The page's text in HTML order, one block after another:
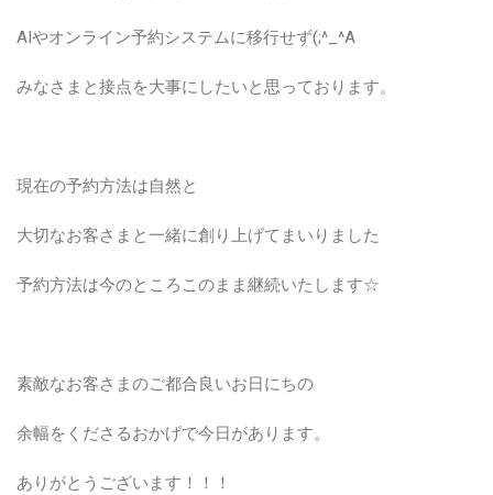
AIやオンライン予約システムに移行せず(;^_^A
みなさまと接点を大事にしたいと思っております。
現在の予約方法は自然と
大切なお客さまと一緒に創り上げてまいりました
予約方法は今のところこのまま継続いたします☆
素敵なお客さまのご都合良いお日にちの
余幅をくださるおかげで今日があります。
ありがとうございます！！！